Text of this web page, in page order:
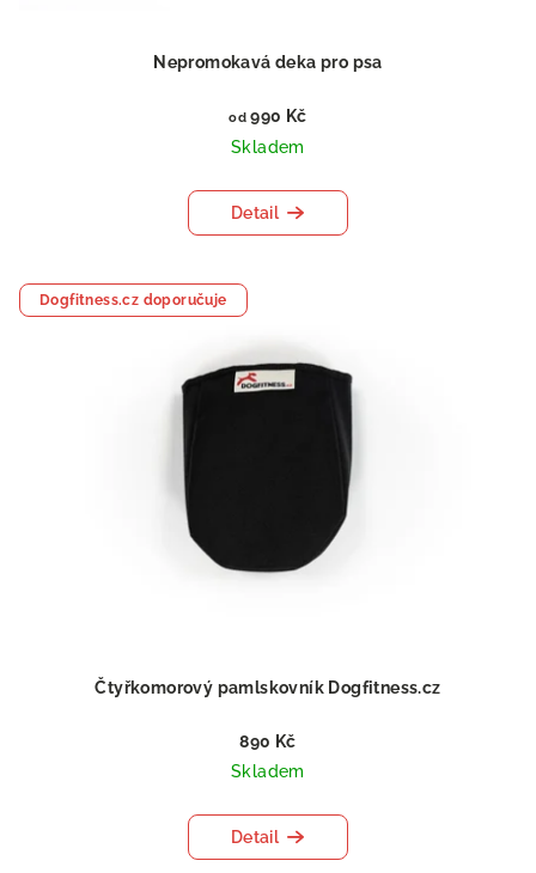
Nepromokavá deka pro psa
od 990 Kč
Skladem
Detail
Dogfitness.cz doporučuje
Čtyřkomorový pamlskovník Dogfitness.cz
890 Kč
Skladem
Detail